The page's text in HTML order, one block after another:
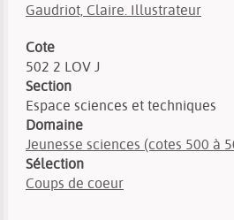
Gaudriot, Claire. Illustrateur
Cote
502 2 LOV J
Section
Espace sciences et techniques
Domaine
Jeunesse sciences (cotes 500 à
Sélection
Coups de coeur